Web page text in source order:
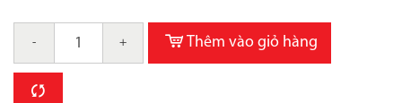
- + Thêm vào giỏ hàng